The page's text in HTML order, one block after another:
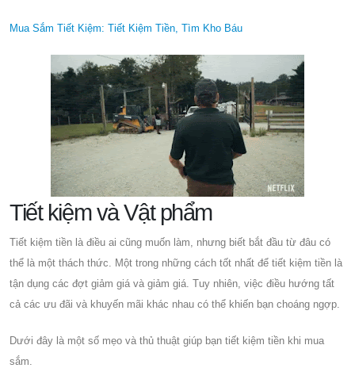
Mua Sắm Tiết Kiệm: Tiết Kiệm Tiền, Tìm Kho Báu
Tiết kiệm và Vật phẩm
Tiết kiệm tiền là điều ai cũng muốn làm, nhưng biết bắt đầu từ đâu có
thể là một thách thức. Một trong những cách tốt nhất để tiết kiệm tiền là
tận dụng các đợt giảm giá và giảm giá. Tuy nhiên, việc điều hướng tất
cả các ưu đãi và khuyến mãi khác nhau có thể khiến bạn choáng ngợp.
Dưới đây là một số mẹo và thủ thuật giúp bạn tiết kiệm tiền khi mua
sắm.